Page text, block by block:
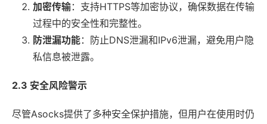
加密传输：支持HTTPS等加密协议，确保数据在传输
过程中的安全性和完整性。
防泄漏功能：防止DNS泄漏和IPv6泄漏，避免用户隐
私信息被泄露。
2.3 安全风险警示
尽管Asocks提供了多种安全保护措施，但用户在使用时仍